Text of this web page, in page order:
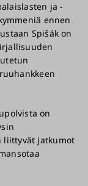
ja -
ennen
Spišák on
on
liittyvät jatkumot